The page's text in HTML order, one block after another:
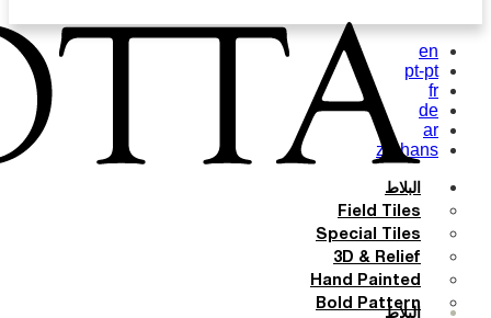
البلاط
en
pt-pt
fr
de
ar
zh-hans
البلاط
Field Tiles
Special Tiles
3D & Relief
Hand Painted
Bold Pattern